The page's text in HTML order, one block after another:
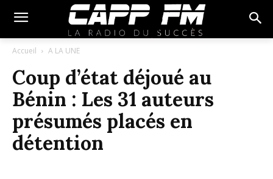
Accueil A LA UNE
Coup d’état déjoué au
Bénin : Les 31 auteurs
présumés placés en
détention